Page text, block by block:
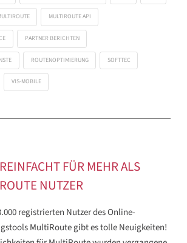
MULTIROUTE API
PARTNER BERICHTEN
ROUTENOPTIMIERUNG SOFTTEC
VIS-MOBILE
FÜR MEHR ALS
NUTZER
registrierten Nutzer des Online-
MultiRoute gibt es tolle Neuigkeiten!